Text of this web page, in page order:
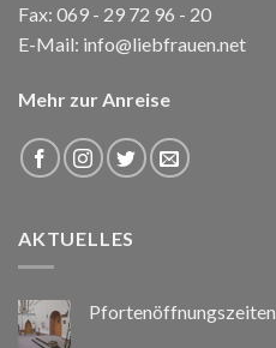
Fax: 069 - 29 72 96 - 20
E-Mail: info@liebfrauen.net
Mehr zur Anreise
AKTUELLES
Pfortenöffnungszeiten